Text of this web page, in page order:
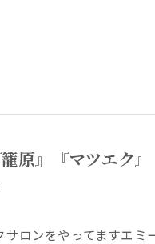
籠原』『マツエ
ロンをやってますエ